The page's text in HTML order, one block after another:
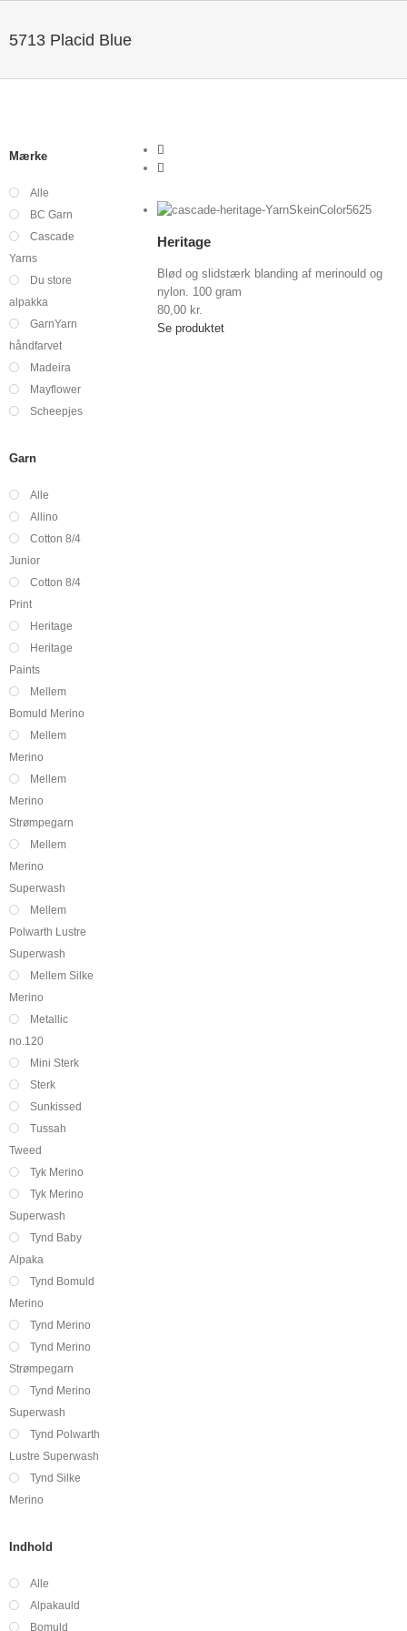
5713 Placid Blue
Vis indkøbskurv
/
Heritage
Blød og slidstærk blanding af merinould og
nylon. 100 gram
80,00 kr.
Se produktet
Mærke
Alle
BC Garn
Cascade
Yarns
Du store
alpakka
GarnYarn
håndfarvet
Madeira
Mayflower
Scheepjes
Garn
Alle
Allino
Cotton 8/4
Junior
Cotton 8/4
Print
Heritage
Heritage
Paints
Mellem
Bomuld Merino
Mellem
Merino
Mellem
Merino
Strømpegarn
Mellem
Merino
Superwash
Mellem
Polwarth Lustre
Superwash
Mellem Silke
Merino
Metallic
no.120
Mini Sterk
Sterk
Sunkissed
Tussah
Tweed
Tyk Merino
Tyk Merino
Superwash
Tynd Baby
Alpaka
Tynd Bomuld
Merino
Tynd Merino
Tynd Merino
Strømpegarn
Tynd Merino
Superwash
Tynd Polwarth
Lustre Superwash
Tynd Silke
Merino
Indhold
Alle
Alpakauld
Bomuld